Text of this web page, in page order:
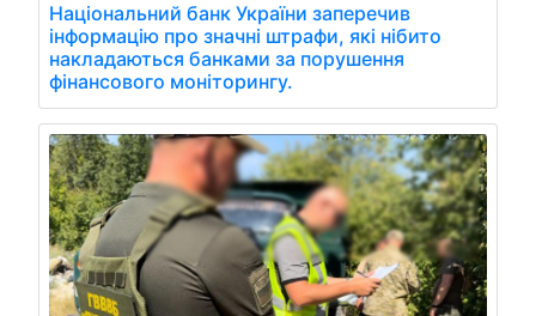
Національний банк України заперечив
інформацію про значні штрафи, які нібито
накладаються банками за порушення
фінансового моніторингу.